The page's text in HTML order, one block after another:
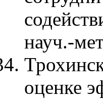
науч.-
оценке